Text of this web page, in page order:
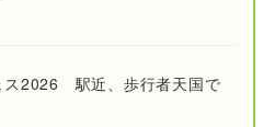
ス2026 駅近、歩行者天国で